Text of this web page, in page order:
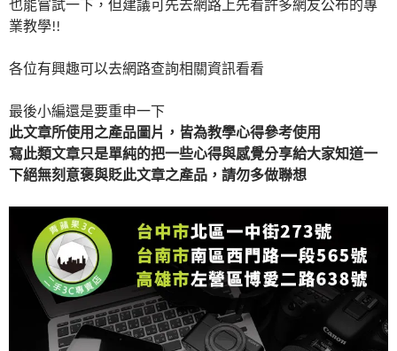
也能嘗試一下，但建議可先去網路上先看許多網友公布的專
業教學!!
各位有興趣可以去網路查詢相關資訊看看
最後小編還是要重申一下
此文章所使用之產品圖片，皆為教學心得參考使用
寫此類文章只是單純的把一些心得與感覺分享給大家知道一
下絕無刻意褒與貶此文章之產品，請勿多做聯想